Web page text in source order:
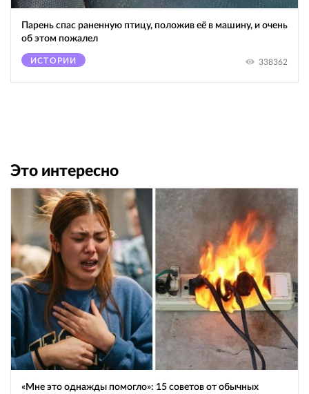
Парень спас раненную птицу, положив её в машину, и очень
об этом пожалел
ИСТОРИИ 338362
Это интересно
«Мне это однажды помогло»: 15 советов от обычных